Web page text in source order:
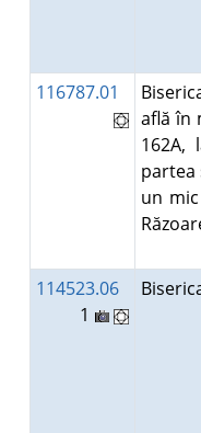
116787.01
află în
162A,
partea
un
114523.06
1